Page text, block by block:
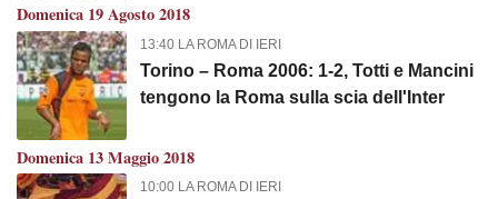
Domenica 19 Agosto 2018
13:40 LA ROMA DI IERI
Torino – Roma 2006: 1-2, Totti e Mancini
tengono la Roma sulla scia dell'Inter
Domenica 13 Maggio 2018
10:00 LA ROMA DI IERI